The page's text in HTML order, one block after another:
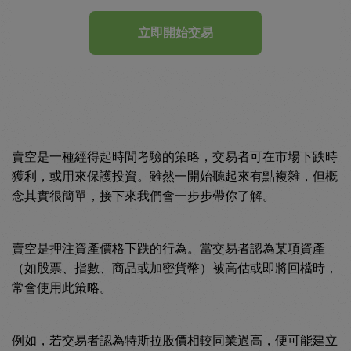
立即開始交易
賣空是一種經得起時間考驗的策略，交易者可在市場下跌時
獲利，或用來保護投資。雖然一開始聽起來有點複雜，但概
念其實很簡單，接下來我們會一步步帶你了解。
賣空是押注資產價格下跌的行為。當交易者認為某項資產
（如股票、指數、商品或加密貨幣）被高估或即將回檔時，
常會使用此策略。
例如，若交易者認為特斯拉股價相較同業過高，便可能建立